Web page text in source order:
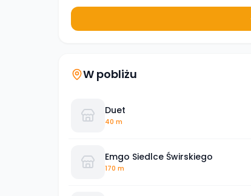
W pobliżu
Duet
40 m
Emgo Siedlce Świrskiego
170 m